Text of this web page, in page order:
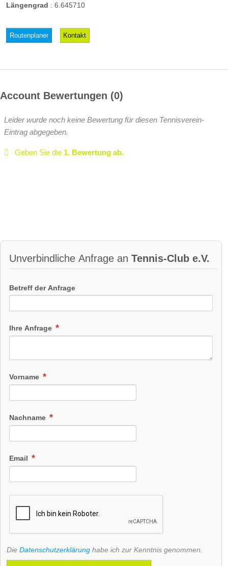
Längengrad : 6.645710
Routenplaner Kontakt
Account Bewertungen 0
Leider wurde noch keine Bewertung für diesen Tennisverein-
Eintrag abgegeben.
Geben Sie die 1. Bewertung ab.
Unverbindliche Anfrage an Tennis-Club e.V.
Betreff der Anfrage
Ihre Anfrage
Vorname
Nachname
Email
Die Datenschutzerklärung habe ich zur Kenntnis genommen.